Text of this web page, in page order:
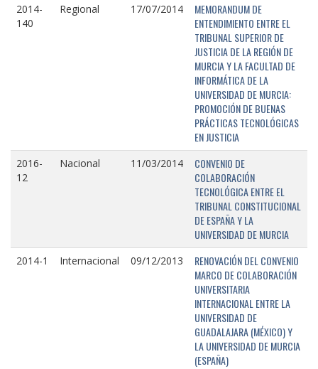
2014-
140
Regional 17/07/2014
MEMORANDUM DE
ENTENDIMIENTO ENTRE EL
TRIBUNAL SUPERIOR DE
JUSTICIA DE LA REGIÓN DE
MURCIA Y LA FACULTAD DE
INFORMÁTICA DE LA
UNIVERSIDAD DE MURCIA:
PROMOCIÓN DE BUENAS
PRÁCTICAS TECNOLÓGICAS
EN JUSTICIA
2016-
12
Nacional 11/03/2014
CONVENIO DE
COLABORACIÓN
TECNOLÓGICA ENTRE EL
TRIBUNAL CONSTITUCIONAL
DE ESPAÑA Y LA
UNIVERSIDAD DE MURCIA
2014-1 Internacional 09/12/2013
RENOVACIÓN DEL CONVENIO
MARCO DE COLABORACIÓN
UNIVERSITARIA
INTERNACIONAL ENTRE LA
UNIVERSIDAD DE
GUADALAJARA (MÉXICO) Y
LA UNIVERSIDAD DE MURCIA
(ESPAÑA)